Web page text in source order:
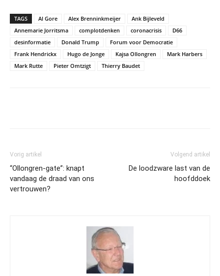
TAGS Al Gore Alex Brenninkmeijer
Ank Bijleveld
Annemarie Jorritsma
complotdenken coronacrisis
D66
desinformatie
Donald Trump
Forum voor Democratie
Frank Hendrickx
Hugo de Jonge Kajsa Ollongren
Mark Harbers
Mark Rutte
Pieter Omtzigt Thierry Baudet
Vorig artikel
“Ollongren-gate”: knapt
vandaag de draad van ons
vertrouwen?
Volgend artikel
De loodzware last van de
hoofddoek